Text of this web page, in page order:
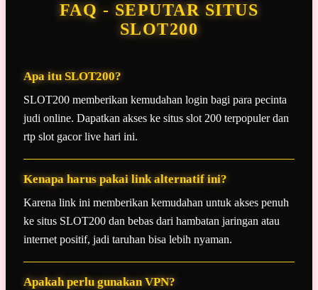
FAQ - SEPUTAR SITUS
SLOT200
Apa itu SLOT200?
SLOT200 memberikan kemudahan login bagi para pecinta
judi online. Dapatkan akses ke situs slot 200 terpopuler dan
rtp slot gacor live hari ini.
Kenapa harus pakai link alternatif ini?
Karena link ini memberikan kemudahan untuk akses penuh
ke situs SLOT200 dan bebas dari hambatan jaringan atau
internet positif, jadi taruhan bisa lebih nyaman.
Apakah perlu gunakan VPN?